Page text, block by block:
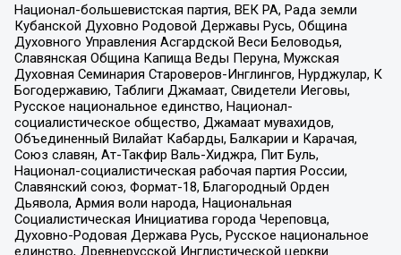
Национал-большевистская партия, ВЕК РА, Рада земли
Кубанской Духовно Родовой Державы Русь, Община
Духовного Управления Асгардской Веси Беловодья,
Славянская Община Капища Веды Перуна, Мужская
Духовная Семинария Староверов-Инглингов, Нурджулар, К
Богодержавию, Таблиги Джамаат, Свидетели Иеговы,
Русское национальное единство, Национал-
социалистическое общество, Джамаат мувахидов,
Объединенный Вилайат Кабарды, Балкарии и Карачая,
Союз славян, Ат-Такфир Валь-Хиджра, Пит Буль,
Национал-социалистическая рабочая партия России,
Славянский союз, Формат-18, Благородный Орден
Дьявола, Армия воли народа, Национальная
Социалистическая Инициатива города Череповца,
Духовно-Родовая Держава Русь, Русское национальное
единство, Древнерусской Инглистической церкви